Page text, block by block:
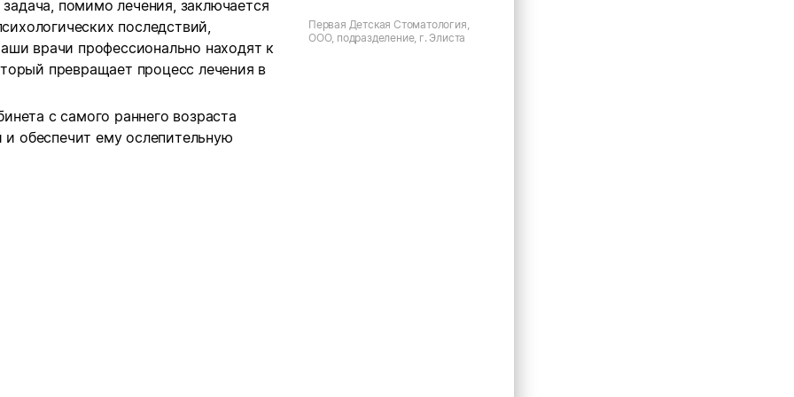
помимо лечения, заключается
последствий,
врачи профессионально находят к
превращает процесс лечения в
с самого раннего возраста
и обеспечит ему ослепительную
Первая Детская Стоматология,
ООО, подразделение, г. Элиста